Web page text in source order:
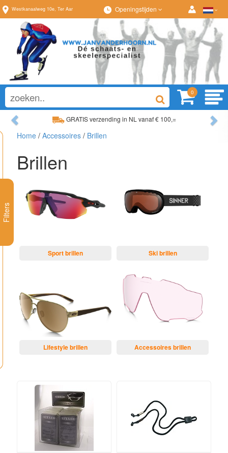
Westkanaalweg 10e, Ter Aar Openingstijden
0
GRATIS verzending in NL vanaf € 100,=
Ruim assortiment, altijd wat naar wens!
Ruim assortiment,
Previous
Filters
Home / Accessoires / Brillen
Brillen
Sport brillen Ski brillen
Lifestyle brillen Accessoires brillen